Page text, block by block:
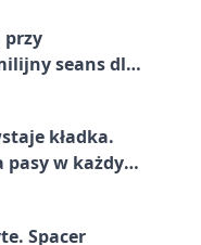
przy
seans dla
kładka.
pasy w każdym
Spacer